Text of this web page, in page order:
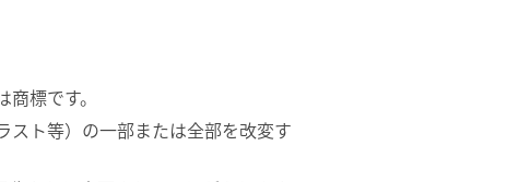
標です。
スト等）の一部または全部を改変す